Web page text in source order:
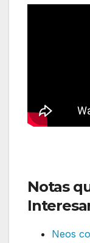
Notas
Neos